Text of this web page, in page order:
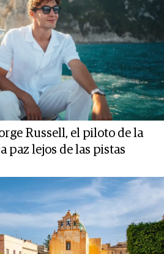
Russell, el piloto de la
paz lejos de las pistas